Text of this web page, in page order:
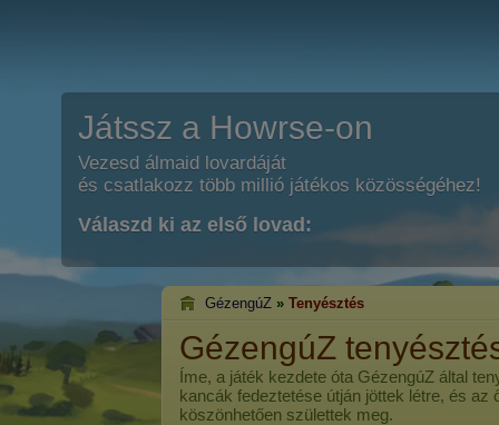
Játssz a Howrse-on
Vezesd álmaid lovardáját
és csatlakozz több millió játékos közösségéhez!
Válaszd ki az első lovad:
GézengúZ » Tenyésztés
GézengúZ
Íme, a játék kezdete óta GézengúZ által
kancák fedeztetése útján jöttek létre, és az
köszönhetően születtek meg.